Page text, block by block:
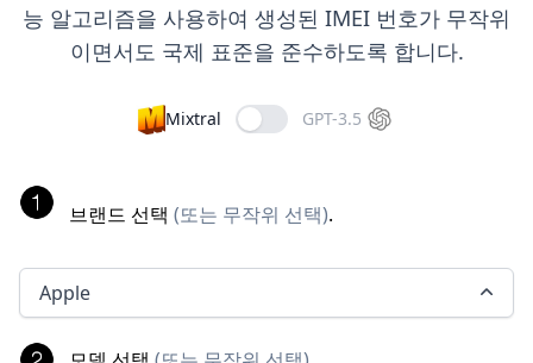
능 알고리즘을 사용하여 생성된 IMEI 번호가 무작위
이면서도 국제 표준을 준수하도록 합니다.
Mixtral GPT-3.5
브랜드 선택 (또는 무작위 선택).
Apple